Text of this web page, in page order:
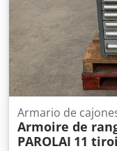
eje direccional,
altura desde el
electrohidráulicas
completa, rampas
galvanizadas en
Rud y alojamiento
madera, n.º 12
aluminio en el
CONCESIONARIO
Tqepfx Agdek
Armario de
Armoire de
PAROLAI 11